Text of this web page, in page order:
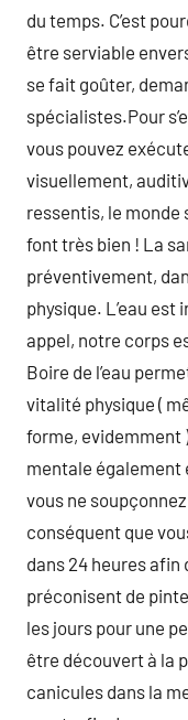
du temps. C’est
être serviable
se fait goûter,
spécialistes.Pour
vous pouvez
visuellement,
ressentis, le
font très bien ! La
préventivement,
physique. L’eau
appel, notre corps
Boire de l’eau
vitalité physique (
forme, evidemment
mentale également
vous ne
conséquent que
dans 24 heures afin
préconisent de
les jours pour une
être découvert à la
canicules dans la